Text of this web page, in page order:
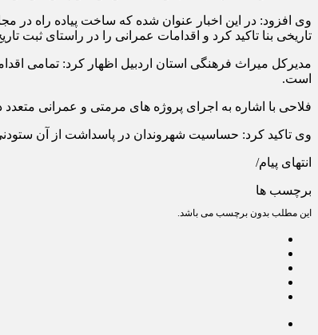
وی افزود: در این اخبار عنوان شده که ساخت پیاده راه در
تاریخی بنا تاکید کرد و اقدامات عمرانی را در راستای ثبت
مدیرکل میراث فرهنگی استان اردبیل اظهار کرد: تمامی
است.
فلاحی با اشاره به اجرای پروژه های مرمتی و عمرانی
وی تاکید کرد: حساسیت شهروندان در پاسداشت از آن
انتهای پیام/
برچسب ها
این مطلب بدون برچسب می باشد.